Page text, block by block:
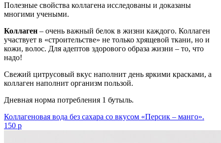
Полезные свойства коллагена исследованы и доказаны
многими учеными.
Коллаген – очень важный белок в жизни каждого. Коллаген
участвует в «строительстве» не только хрящевой ткани, но и
кожи, волос. Для адептов здорового образа жизни – то, что
надо!
Свежий цитрусовый вкус наполнит день яркими красками, а
коллаген наполнит организм пользой.
Дневная норма потребления 1 бутыль.
Коллагеновая вода без сахара со вкусом «Персик – манго».
150 р